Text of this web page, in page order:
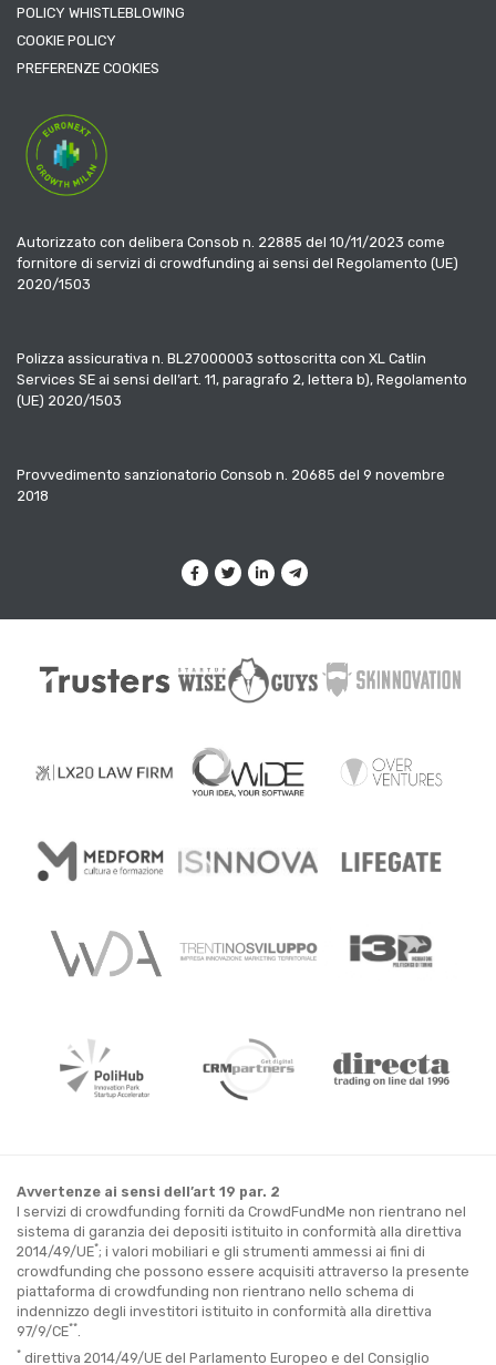
POLICY WHISTLEBLOWING
COOKIE POLICY
PREFERENZE COOKIES
Autorizzato con delibera Consob n. 22885 del 10/11/2023 come
fornitore di servizi di crowdfunding ai sensi del Regolamento (UE)
2020/1503
Polizza assicurativa n. BL27000003 sottoscritta con XL Catlin
Services SE ai sensi dell’art. 11, paragrafo 2, lettera b), Regolamento
(UE) 2020/1503
Provvedimento sanzionatorio Consob n. 20685 del 9 novembre
2018
Avvertenze ai sensi dell’art 19 par. 2
I servizi di crowdfunding forniti da CrowdFundMe non rientrano nel
sistema di garanzia dei depositi istituito in conformità alla direttiva
2014/49/UE*; i valori mobiliari e gli strumenti ammessi ai fini di
crowdfunding che possono essere acquisiti attraverso la presente
piattaforma di crowdfunding non rientrano nello schema di
indennizzo degli investitori istituito in conformità alla direttiva
97/9/CE**
* direttiva 2014/49/UE del Parlamento Europeo e del Consiglio